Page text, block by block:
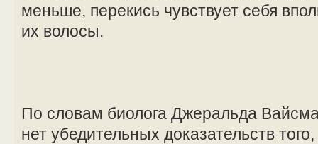
меньше, перекись чувствует себя
их волосы.
По словам биолога Джеральда
нет убедительных доказательств